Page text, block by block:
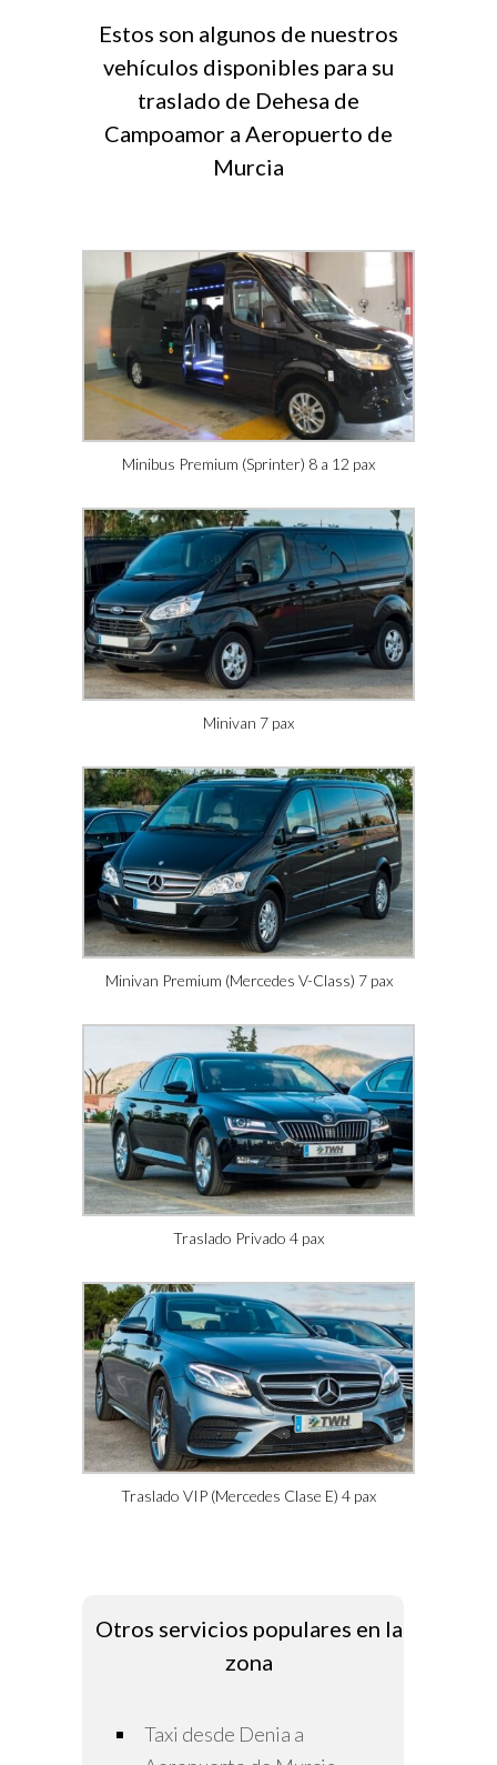
Estos son algunos de nuestros
vehículos disponibles para su
traslado de Dehesa de
Campoamor a Aeropuerto de
Murcia
Minibus Premium (Sprinter) 8 a 12 pax
Minivan 7 pax
Minivan Premium (Mercedes V-Class) 7 pax
Traslado Privado 4 pax
Traslado VIP (Mercedes Clase E) 4 pax
Otros servicios populares en la
zona
Taxi desde Denia a